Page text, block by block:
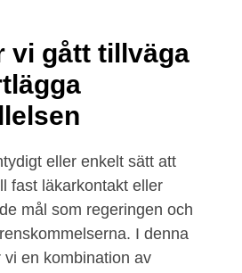
vi gått tillväga
eller enkelt sätt att
fast läkarkontakt eller
mål som regeringen och
I denna
vi en kombination av